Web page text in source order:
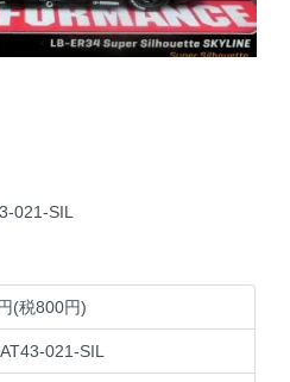
021-SIL
(税800円)
021-SIL